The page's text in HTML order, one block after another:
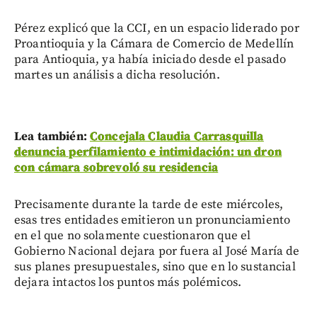
Pérez explicó que la CCI, en un espacio liderado por
Proantioquia y la Cámara de Comercio de Medellín
para Antioquia, ya había iniciado desde el pasado
martes un análisis a dicha resolución.
Lea también: Concejala Claudia Carrasquilla
denuncia perfilamiento e intimidación: un dron
con cámara sobrevoló su residencia
Precisamente durante la tarde de este miércoles,
esas tres entidades emitieron un pronunciamiento
en el que no solamente cuestionaron que el
Gobierno Nacional dejara por fuera al José María de
sus planes presupuestales, sino que en lo sustancial
dejara intactos los puntos más polémicos.